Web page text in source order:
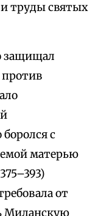
труды святых
защищал
против
с
матерью
от
Миланскую